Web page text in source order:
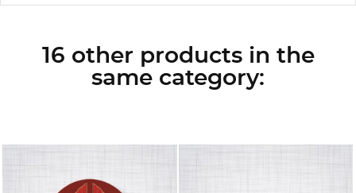
16 other products in the
same category: